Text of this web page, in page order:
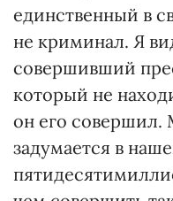
единственный в
не криминал. Я
совершивший
который не
он его совершил.
задумается в